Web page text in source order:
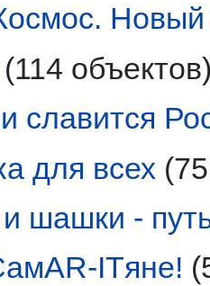
Новый
(114
славится
для всех
шашки - путь
ITяне!